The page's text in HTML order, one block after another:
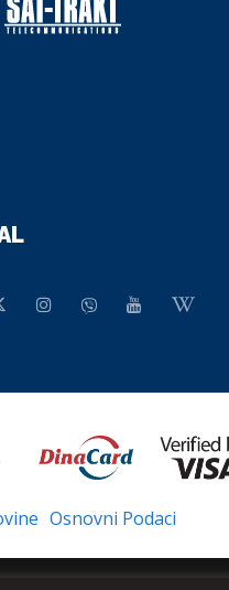
Osnovni Podaci